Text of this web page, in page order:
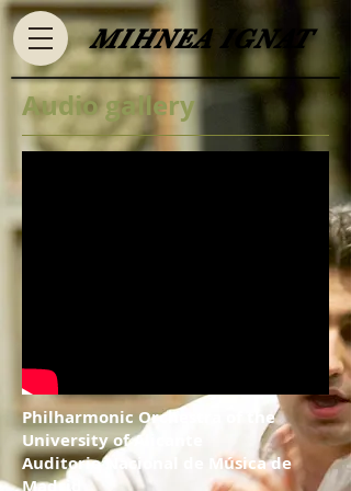
​MIHNEA IGNAT​
Audio gallery
Philharmonic Orchestra of the
University of Alicante
Auditorio Nacional de Música de
Madrid